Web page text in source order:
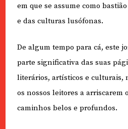
em que se assume como
e das culturas lusófonas.
De algum tempo para cá, este
parte significativa das suas
literários, artísticos e culturais,
os nossos leitores a arriscarem
caminhos belos e profundos.